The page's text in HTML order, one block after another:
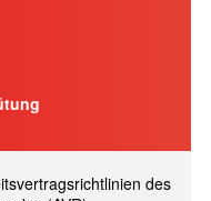
des